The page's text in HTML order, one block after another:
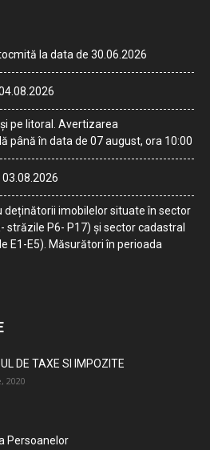
la data de 30.06.2026
și pe litoral. Avertizarea
până în data de 07 august, ora 10:00
deținătorii imobilelor situate în sector
străzile P6- P17) și sector cadastral
E1-E5). Măsurători în perioada
DE TAXE SI IMPOZITE
2020
Persoanelor